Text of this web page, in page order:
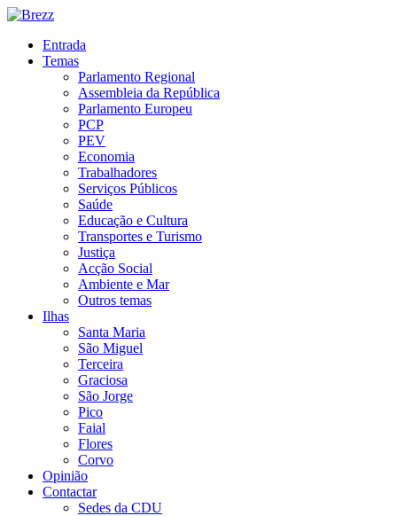
Entrada
Temas
Parlamento Regional
Assembleia da República
Parlamento Europeu
PCP
PEV
Economia
Trabalhadores
Serviços Públicos
Saúde
Educação e Cultura
Transportes e Turismo
Justiça
Acção Social
Ambiente e Mar
Outros temas
Ilhas
Santa Maria
São Miguel
Terceira
Graciosa
São Jorge
Pico
Faial
Flores
Corvo
Opinião
Contactar
Sedes da CDU